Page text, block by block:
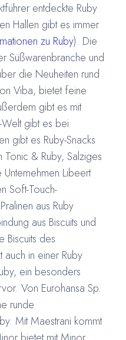
entdeckte Ruby
Hallen gibt es immer
zu Ruby). Die
Süßwarenbranche und
die Neuheiten rund
Viba, bietet feine
gibt es mit
Welt gibt es bei
gibt es Ruby-Snacks
Tonic & Ruby, Salziges
Unternehmen Libeert
Soft-Touch-
aus Ruby
aus Biscuits und
Biscuits des
in einer Ruby
ein besonders
Von Eurohansa Sp.
runde
MitMaestrani kommt